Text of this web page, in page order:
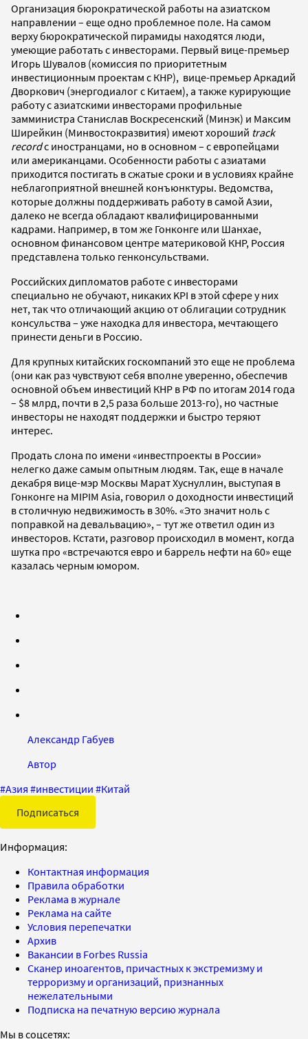
Организация бюрократической работы на азиатском
направлении – еще одно проблемное поле. На самом
верху бюрократической пирамиды находятся люди,
умеющие работать с инвесторами. Первый вице-премьер
Игорь Шувалов (комиссия по приоритетным
инвестиционным проектам с КНР), вице-премьер Аркадий
Дворкович (энергодиалог с Китаем), а также курирующие
работу с азиатскими инвесторами профильные
замминистра Станислав Воскресенский (Минэк) и Максим
Ширейкин (Минвостокразвития) имеют хороший track
recordс иностранцами, но в основном – с европейцами
или американцами. Особенности работы с азиатами
приходится постигать в сжатые сроки и в условиях крайне
неблагоприятной внешней конъюнктуры. Ведомства,
которые должны поддерживать работу в самой Азии,
далеко не всегда обладают квалифицированными
кадрами. Например, в том же Гонконге или Шанхае,
основном финансовом центре материковой КНР, Россия
представлена только генконсульствами.
Российских дипломатов работе с инвесторами
специально не обучают, никаких KPI в этой сфере у них
нет, так что отличающий акцию от облигации сотрудник
консульства – уже находка для инвестора, мечтающего
принести деньги в Россию.
Для крупных китайских госкомпаний это еще не проблема
(они как раз чувствуют себя вполне уверенно, обеспечив
основной объем инвестиций КНР в РФ по итогам 2014 года
– $8 млрд, почти в 2,5 раза больше 2013-го), но частные
инвесторы не находят поддержки и быстро теряют
интерес.
Продать слона по имени «инвестпроекты в России»
нелегко даже самым опытным людям. Так, еще в начале
декабря вице-мэр Москвы Марат Хуснуллин, выступая в
Гонконге на MIPIM Asia, говорил о доходности инвестиций
в столичную недвижимость в 30%. «Это значит ноль с
поправкой на девальвацию», – тут же ответил один из
инвесторов. Кстати, разговор происходил в момент, когда
шутка про «встречаются евро и баррель нефти на 60» еще
казалась черным юмором.
Александр Габуев
Автор
#Азия #инвестиции #Китай
Подписаться
Информация:
Контактная информация
Правила обработки
Реклама в журнале
Реклама на сайте
Условия перепечатки
Архив
Вакансии в Forbes Russia
Сканер иноагентов, причастных к экстремизму и
терроризму и организаций, признанных
нежелательными
Подписка на печатную версию журнала
Мы в соцсетях: